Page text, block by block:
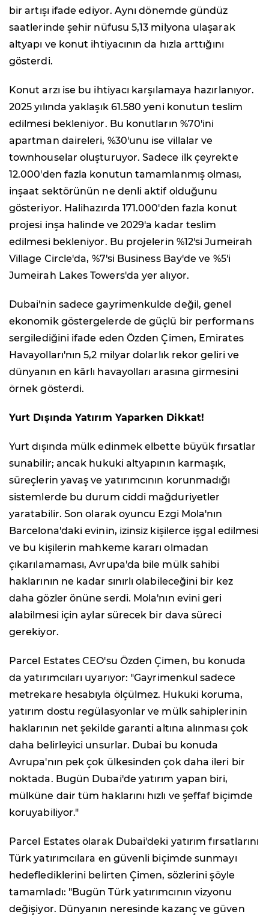
bir artışı ifade ediyor. Aynı dönemde gündüz
saatlerinde şehir nüfusu 5,13 milyona ulaşarak
altyapı ve konut ihtiyacının da hızla arttığını
gösterdi.
Konut arzı ise bu ihtiyacı karşılamaya hazırlanıyor.
2025 yılında yaklaşık 61.580 yeni konutun teslim
edilmesi bekleniyor. Bu konutların %70'ini
apartman daireleri, %30'unu ise villalar ve
townhouselar oluşturuyor. Sadece ilk çeyrekte
12.000'den fazla konutun tamamlanmış olması,
inşaat sektörünün ne denli aktif olduğunu
gösteriyor. Halihazırda 171.000'den fazla konut
projesi inşa halinde ve 2029'a kadar teslim
edilmesi bekleniyor. Bu projelerin %12'si Jumeirah
Village Circle'da, %7'si Business Bay'de ve %5'i
Jumeirah Lakes Towers'da yer alıyor.
Dubai'nin sadece gayrimenkulde değil, genel
ekonomik göstergelerde de güçlü bir performans
sergilediğini ifade eden Özden Çimen, Emirates
Havayolları'nın 5,2 milyar dolarlık rekor geliri ve
dünyanın en kârlı havayolları arasına girmesini
örnek gösterdi.
Yurt Dışında Yatırım Yaparken Dikkat!
Yurt dışında mülk edinmek elbette büyük fırsatlar
sunabilir; ancak hukuki altyapının karmaşık,
süreçlerin yavaş ve yatırımcının korunmadığı
sistemlerde bu durum ciddi mağduriyetler
yaratabilir. Son olarak oyuncu Ezgi Mola'nın
Barcelona'daki evinin, izinsiz kişilerce işgal edilmesi
ve bu kişilerin mahkeme kararı olmadan
çıkarılamaması, Avrupa'da bile mülk sahibi
haklarının ne kadar sınırlı olabileceğini bir kez
daha gözler önüne serdi. Mola'nın evini geri
alabilmesi için aylar sürecek bir dava süreci
gerekiyor.
Parcel Estates CEO'su Özden Çimen, bu konuda
da yatırımcıları uyarıyor: "Gayrimenkul sadece
metrekare hesabıyla ölçülmez. Hukuki koruma,
yatırım dostu regülasyonlar ve mülk sahiplerinin
haklarının net şekilde garanti altına alınması çok
daha belirleyici unsurlar. Dubai bu konuda
Avrupa'nın pek çok ülkesinden çok daha ileri bir
noktada. Bugün Dubai'de yatırım yapan biri,
mülküne dair tüm haklarını hızlı ve şeffaf biçimde
koruyabiliyor."
Parcel Estates olarak Dubai'deki yatırım fırsatlarını
Türk yatırımcılara en güvenli biçimde sunmayı
hedeflediklerini belirten Çimen, sözlerini şöyle
tamamladı: "Bugün Türk yatırımcının vizyonu
değişiyor. Dünyanın neresinde kazanç ve güven